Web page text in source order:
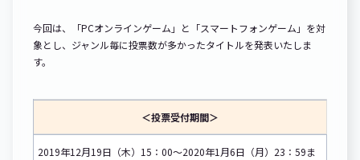
今回は、「PCオンラインゲーム」と「スマートフォンゲーム」を対
象とし、ジャンル毎に投票数が多かったタイトルを発表いたしま
す。
＜投票受付期間＞
2019年12月19日（木）15：00～2020年1月6日（月）23：59ま